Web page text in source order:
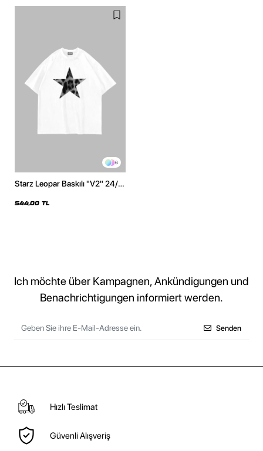
6
Starz Leopar Baskılı "V2" 24/1
544,00 TL
Ich möchte über Kampagnen, Ankündigungen und
Benachrichtigungen informiert werden.
Senden
Hızlı Teslimat
Güvenli Alışveriş